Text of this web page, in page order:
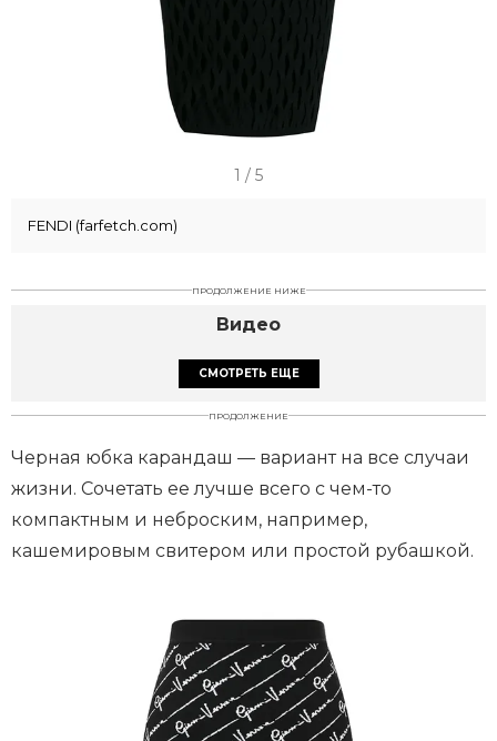
1
1 / 5
FENDI (farfetch.com)
ПРОДОЛЖЕНИЕ НИЖЕ
Видео
СМОТРЕТЬ ЕЩЕ
ПРОДОЛЖЕНИЕ
Черная юбка карандаш — вариант на все случаи
жизни. Сочетать ее лучше всего с чем-то
компактным и неброским, например,
кашемировым свитером или простой рубашкой.